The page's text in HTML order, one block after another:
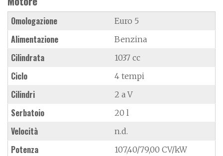
Omologazione Euro 5
Alimentazione Benzina
Cilindrata 1037 cc
Ciclo 4 tempi
Cilindri 2 a V
Serbatoio 20 l
Velocità n.d.
Potenza 107,40/79,00 CV/kW